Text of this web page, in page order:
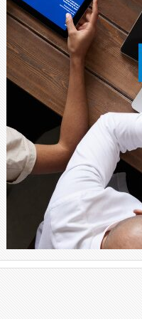
うにします
密度なスキ